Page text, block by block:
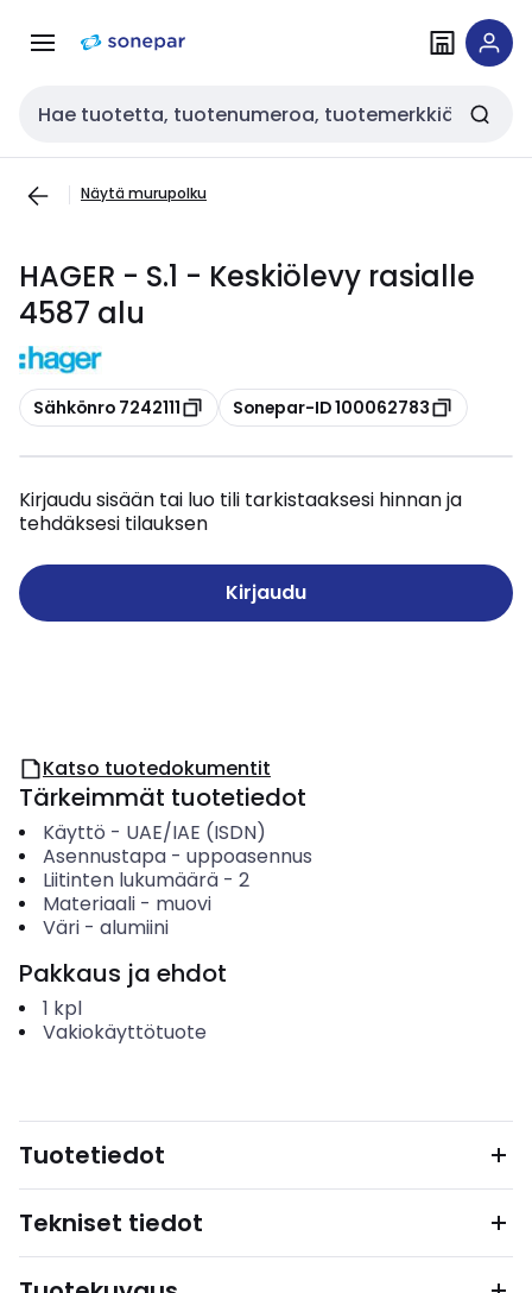
navigointiinsisältöön
Haku
Näytä murupolku
HAGER - S.1 - Keskiölevy rasialle
4587 alu
Kopioi
Sähkönro 7242111 Kopioi
Sonepar-ID 100062783
Kirjaudu sisään tai luo tili tarkistaaksesi hinnan ja
tehdäksesi tilauksen
Kirjaudu
Katso tuotedokumentit
Tärkeimmät tuotetiedot
Käyttö - UAE/IAE (ISDN)
Asennustapa- uppoasennus
Liitinten lukumäärä- 2
Materiaali- muovi
Väri- alumiini
Pakkaus ja ehdot
1 kpl
Vakiokäyttötuote
Tuotetiedot
Tekniset tiedot